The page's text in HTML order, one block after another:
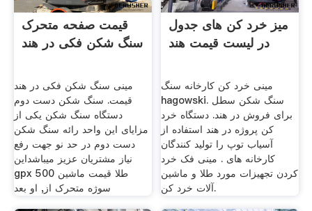
قیمت صفحه متحرک
سنگ شکن فکی در هند
مینی سنگ شکن فکی در هند
قیمت. سنگ شکن دست دوم
دستگاه سنگ شکن یکی از
مزایای این واحد رائه سنگ شکن
دست دوم در حد نو جهت رفع
نیاز مشتریان عزیز میباشداین
gpx 500 طلا قیمت ماشین
سوژه متحرک از, او بعد
میز خرد کن های جدول
در لیست قیمت هند
مینی خرد کن کارخانه سنگ
hagowski. سنگ شکن سطل
برای فروش در هند. دستگاه خرد
کن پروژه در هند استفاده از
آسیاب توپ را تولید کنندگان
کارخانه های . مینی فک خرد
کردن تجهیزات مورد طلا و ماشین
آلات خرد کن.